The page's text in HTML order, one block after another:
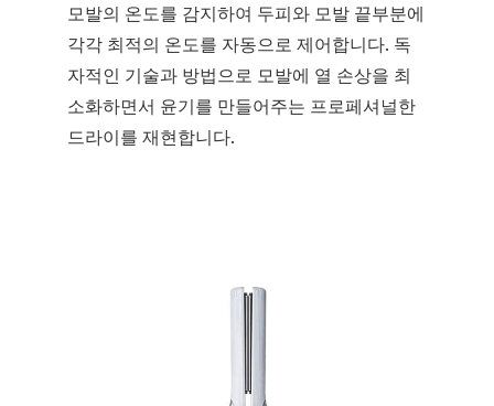
모발의 온도를 감지하여 두피와 모발 끝부분에
각각 최적의 온도를 자동으로 제어합니다. 독
자적인 기술과 방법으로 모발에 열 손상을 최
소화하면서 윤기를 만들어주는 프로페셔널한
드라이를 재현합니다.